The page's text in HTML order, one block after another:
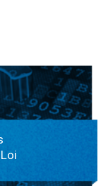
الهياكل